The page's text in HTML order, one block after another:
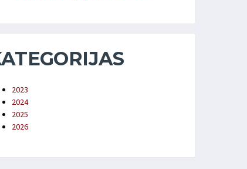
2023
2024
2025
2026